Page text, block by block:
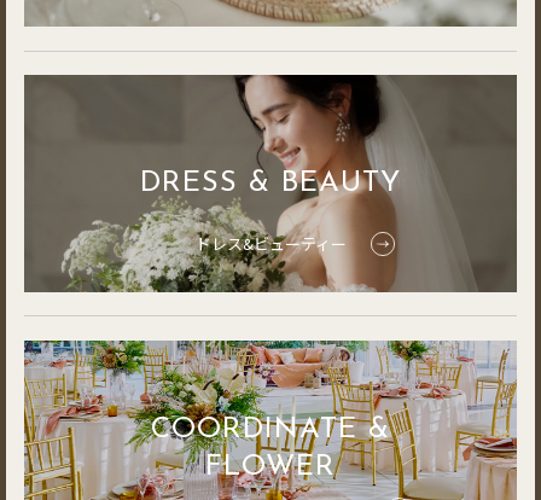
DRESS & BEAUTY
ドレス&ビューティー
COORDINATE &
FLOWER